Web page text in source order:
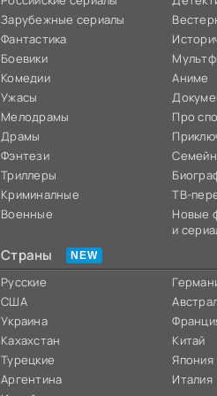
Зарубежные сериалы
Фантастика
Боевики
Комедии
Ужасы
Мелодрамы
Драмы
Фэнтези
Триллеры
Криминалные
Военные
Аниме
Про
ТВ-
Новые
и
Страны
Русские
США
Украина
Кахахстан
Турецкие
Аргентина
Китай
Япония
Италия